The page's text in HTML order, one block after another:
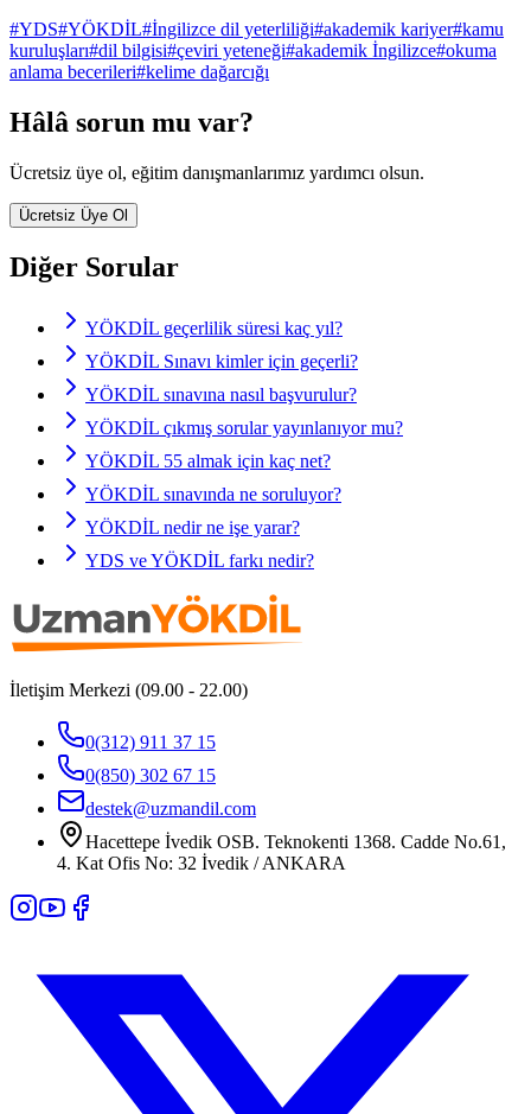
#YDS#YÖKDİL#İngilizce dil yeterliliği#akademik kariyer#kamu
kuruluşları#dil bilgisi#çeviri yeteneği#akademik İngilizce#okuma
anlama becerileri#kelime dağarcığı
Hâlâ sorun mu var?
Ücretsiz üye ol, eğitim danışmanlarımız yardımcı olsun.
Ücretsiz Üye Ol
Diğer Sorular
YÖKDİL geçerlilik süresi kaç yıl?
YÖKDİL Sınavı kimler için geçerli?
YÖKDİL sınavına nasıl başvurulur?
YÖKDİL çıkmış sorular yayınlanıyor mu?
YÖKDİL 55 almak için kaç net?
YÖKDİL sınavında ne soruluyor?
YÖKDİL nedir ne işe yarar?
YDS ve YÖKDİL farkı nedir?
İletişim Merkezi (09.00 - 22.00)
0(312) 911 37 15
0(850) 302 67 15
destek@uzmandil.com
Hacettepe İvedik OSB. Teknokenti 1368. Cadde No.61,
4. Kat Ofis No: 32 İvedik / ANKARA